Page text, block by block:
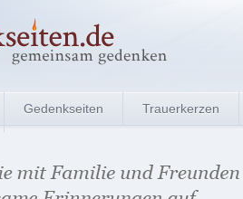
Gedenkseiten Trauerkerzen